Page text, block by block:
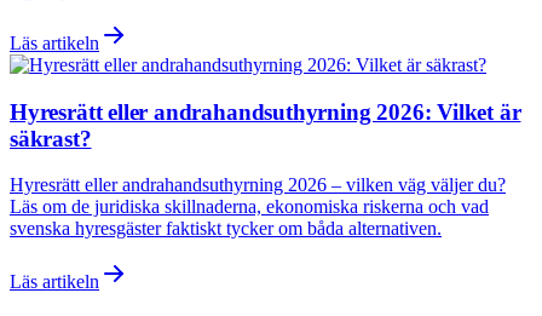
Läs artikeln
Hyresrätt eller andrahandsuthyrning 2026: Vilket är
säkrast?
Hyresrätt eller andrahandsuthyrning 2026 – vilken väg väljer du?
Läs om de juridiska skillnaderna, ekonomiska riskerna och vad
svenska hyresgäster faktiskt tycker om båda alternativen.
Läs artikeln